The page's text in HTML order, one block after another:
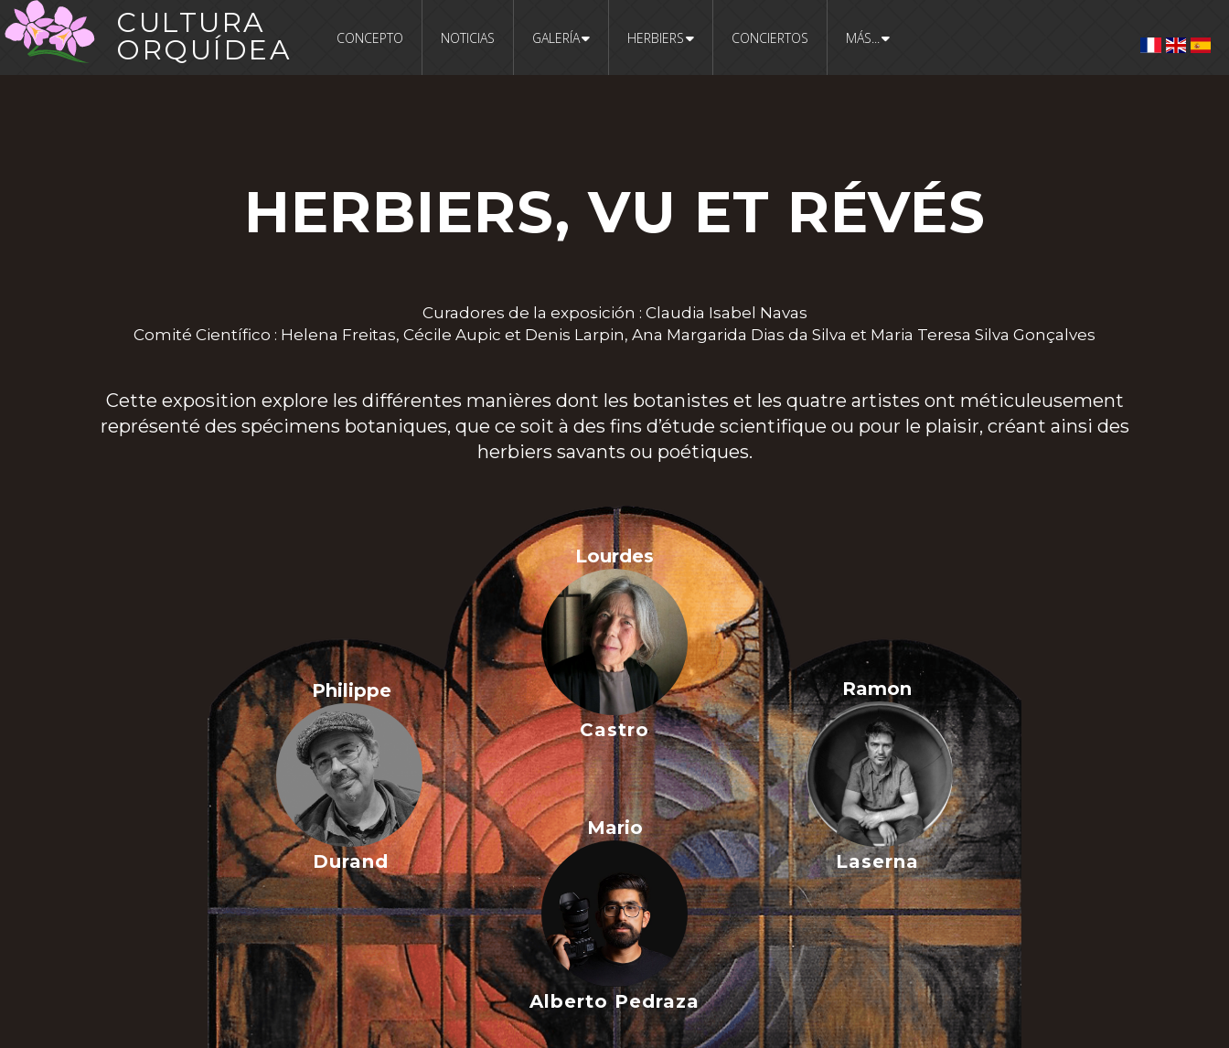
CULTURA
ORQUÍDEA
CONCEPTO NOTICIAS GALERÍA HERBIERS CONCIERTOS MÁS...
HERBIERS, VU ET RÉVÉS
Curadores de la exposición : Claudia Isabel Navas
Comité Científico : Helena Freitas, Cécile Aupic et Denis Larpin, Ana Margarida Dias da Silva et Maria Teresa Silva Gonçalves
Cette exposition explore les différentes manières dont les botanistes et les quatre artistes ont méticuleusement
représenté des spécimens botaniques, que ce soit à des fins d’étude scientifique ou pour le plaisir, créant ainsi des
herbiers savants ou poétiques.
Philippe
Durand
Lourdes
Castro
Ramon
Laserna
Mario
Alberto Pedraza